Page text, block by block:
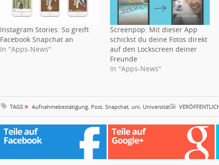
Instagram Stories: So greift
Facebook Snapchat an
In "Apps-News"
Screenpop: Mit dieser App
schickst du deine Fotos direkt
auf den Lockscreen deiner
Freunde
In "Apps-News"
TAGS » Aufnahmebestätigung, Post, Snapchat, uni, Universität